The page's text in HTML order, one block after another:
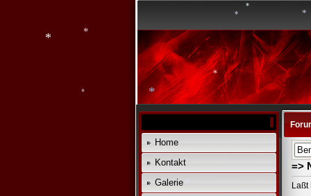
Home
Kontakt
Galerie
=>
Laßt
*
*
*
*